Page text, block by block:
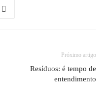
Próximo artigo
Resíduos: é tempo de
entendimento